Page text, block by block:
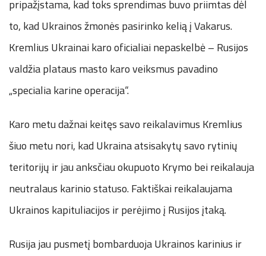
pripažįstama, kad toks sprendimas buvo priimtas dėl
to, kad Ukrainos žmonės pasirinko kelią į Vakarus.
Kremlius Ukrainai karo oficialiai nepaskelbė – Rusijos
valdžia plataus masto karo veiksmus pavadino
„specialia karine operacija“.
Karo metu dažnai keitęs savo reikalavimus Kremlius
šiuo metu nori, kad Ukraina atsisakytų savo rytinių
teritorijų ir jau anksčiau okupuoto Krymo bei reikalauja
neutralaus karinio statuso. Faktiškai reikalaujama
Ukrainos kapituliacijos ir perėjimo į Rusijos įtaką.
Rusija jau pusmetį bombarduoja Ukrainos karinius ir